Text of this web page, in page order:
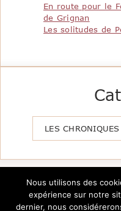
En route pour le
de Grignan
Les solitudes de
Nous utilisons des
expérience sur notre
dernier, nous